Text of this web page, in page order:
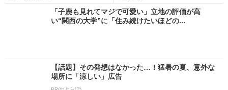
「子鹿も見れてマジで可愛い」立地の評価が高
い“関西の大学”に「住み続けたいほどの...
【話題】その発想はなかった…！猛暑の夏、意外な
場所に「涼しい」広告